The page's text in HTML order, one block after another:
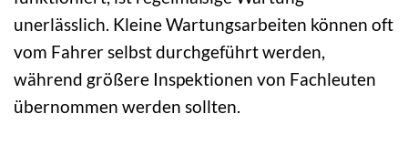
unerlässlich. Kleine Wartungsarbeiten können oft
vom Fahrer selbst durchgeführt werden,
während größere Inspektionen von Fachleuten
übernommen werden sollten.